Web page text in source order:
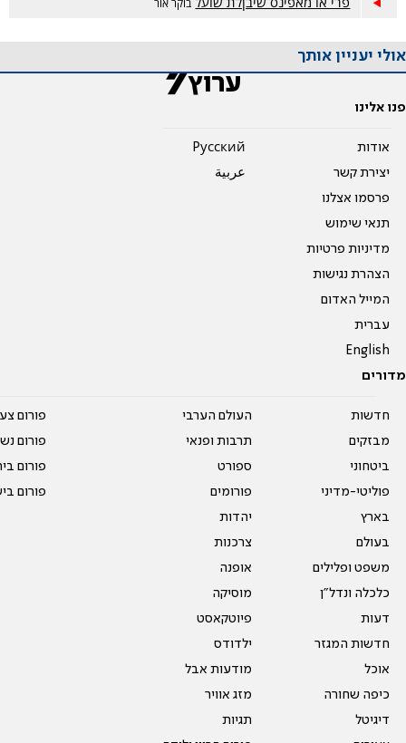
אולי יעניין אותך
פנו אלינו
אודות
יצירת קשר
פרסמו אצלנו
תנאי שימוש
מדיניות פרטיות
הצהרת נגישות
המייל האדום
עברית
English
Pусский
عربية
מדורים
חדשות
מבזקים
ביטחוני
פוליטי-מדיני
בארץ
בעולם
משפט ופלילים
כלכלה ונדל"ן
דעות
חדשות המגזר
אוכל
כיפה שחורה
דיגיטל
העולם הערבי
תרבות ופנאי
ספורט
פורומים
יהדות
צרכנות
אופנה
מוסיקה
פיוטקאסט
ילדודס
מודעות אבל
מזג אוויר
תגיות
פורום
פורום
פורום
פורום